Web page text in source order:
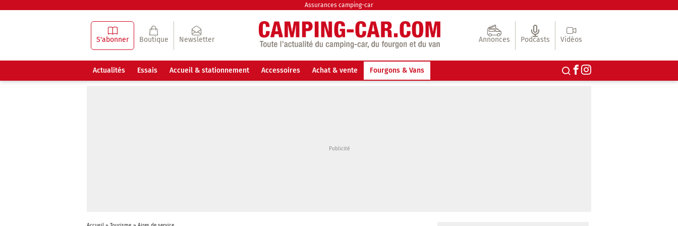
Assurances camping-car
S'abonner Boutique Newsletter Annonces Podcasts Vidéos
Actualités Essais Accueil & stationnement Accessoires Achat & vente Fourgons & Vans